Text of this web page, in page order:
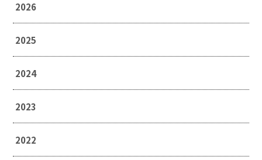
2026
2025
2024
2023
2022